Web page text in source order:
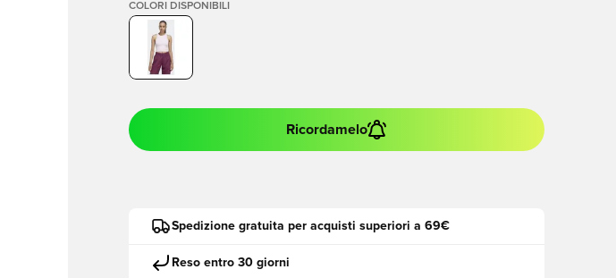
COLORI DISPONIBILI
Ricordamelo
Spedizione gratuita per acquisti superiori a 69€
Reso entro 30 giorni